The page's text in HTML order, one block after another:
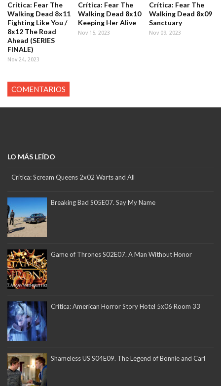
Crítica: Fear The
Walking Dead 8x11
Fighting Like You /
8x12 The Road
Ahead (SERIES
FINALE)
Nov 24, 2023
Crítica: Fear The
Walking Dead 8x10
Keeping Her Alive
Nov 15, 2023
Crítica: Fear The
Walking Dead 8x09
Sanctuary
Nov 09, 2023
COMENTARIOS
LO MÁS LEÍDO
Crítica: Scream Queens 2x02 Warts and All
Breaking Bad S05E07. Say My Name
Game of Thrones S02E07. A Man Without Honor
Crítica: American Horror Story Hotel 5x06 Room 33
Shameless US S04E09. The Legend of Bonnie and Carl